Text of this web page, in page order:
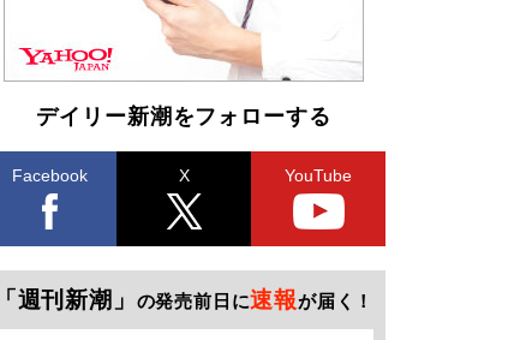
デイリー新潮をフォローする
Facebook X YouTube
「週刊新潮」 の発売前日に速報が届く！